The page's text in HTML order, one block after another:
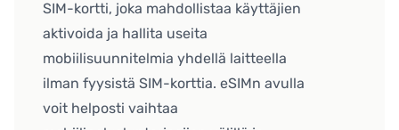
SIM-kortti, joka mahdollistaa käyttäjien
aktivoida ja hallita useita
mobiilisuunnitelmia yhdellä laitteella
ilman fyysistä SIM-korttia. eSIMn avulla
voit helposti vaihtaa